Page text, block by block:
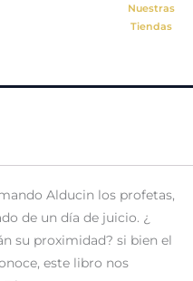
Nuestras
Tiendas
Alducin los profetas,
de un día de juicio. ¿
su proximidad? si bien el
este libro nos